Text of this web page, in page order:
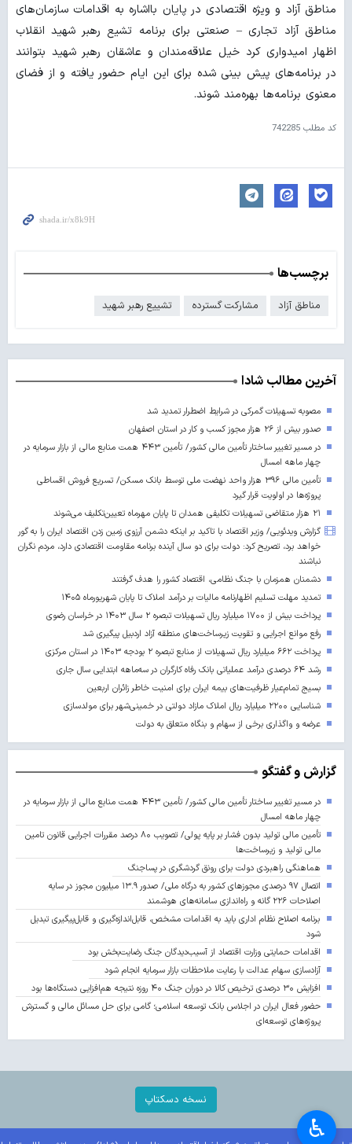
مناطق آزاد و ویژه اقتصادی در پایان بااشاره به اقدامات سازمان‌های
مناطق آزاد تجاری – صنعتی برای برنامه تشیع رهبر شهید انقلاب
اظهار امیدواری کرد خیل علاقه‌مندان و عاشقان رهبر شهید بتوانند
در برنامه‌های پیش بینی شده برای این ایام حضور یافته و از فضای
معنوی برنامه‌ها بهره‌مند شوند.
کد مطلب 742285
برچسب‌ها
مناطق آزاد مشارکت گسترده تشییع رهبر شهید
آخرین مطالب شادا
مصوبه تسهیلات گمرکی در شرایط اضطرار تمدید شد
صدور بیش از ۲۶ هزار مجوز کسب‌ و کار در استان اصفهان
در مسیر تغییر ساختار تأمین مالی کشور/ تأمین ۴۴۳ همت منابع مالی از بازار سرمایه در
چهار ماهه امسال
تأمین مالی ۳۹۶ هزار واحد نهضت ملی توسط بانک مسکن/ تسریع فروش اقساطی
پروژه‌ها در اولویت قرار گیرد
۲۱ هزار متقاضی تسهیلات تکلیفی همدان تا پایان مهرماه تعیین‌تکلیف می‌شوند
گزارش ویدئویی/ وزیر اقتصاد با تاکید بر اینکه دشمن آرزوی زمین زدن اقتصاد ایران را به گور
خواهد برد، تصریح کرد: دولت برای دو سال آینده برنامه مقاومت اقتصادی دارد، مردم نگران
نباشند
دشمنان همزمان با جنگ نظامی، اقتصاد کشور را هدف گرفتند
تمدید مهلت تسلیم اظهارنامه مالیات بر درآمد املاک تا پایان شهریورماه ۱۴۰۵
پرداخت بیش از ۱۷۰۰ میلیارد ریال تسهیلات تبصره ۲ سال ۱۴۰۳ در خراسان رضوی
رفع موانع اجرایی و تقویت زیرساخت‌های منطقه آزاد اردبیل پیگیری شد
پرداخت ۶۶۲ میلیارد ریال تسهیلات از منابع تبصره ۲ بودجه ۱۴۰۳ در استان مرکزی
رشد ۶۴ درصدی درآمد عملیاتی بانک رفاه کارگران در سه‌ماهه ابتدایی سال جاری
بسیج تمام‌عیار ظرفیت‌های بیمه ایران برای امنیت خاطر زائران اربعین
شناسایی ۲۲۰۰ میلیارد ریال املاک مازاد دولتی در خمینی‌شهر برای مولدسازی
عرضه و واگذاری برخی از سهام و بنگاه متعلق به دولت
گزارش و گفتگو
در مسیر تغییر ساختار تأمین مالی کشور/ تأمین ۴۴۳ همت منابع مالی از بازار سرمایه در
چهار ماهه امسال
تأمین مالی تولید بدون فشار بر پایه پولی/ تصویب ۸۰ درصد مقررات اجرایی قانون تامین
مالی تولید و زیرساخت‌ها
هماهنگی راهبردی دولت برای رونق گردشگری در پساجنگ
اتصال ۹۷ درصدی مجوزهای کشور به درگاه ملی/ صدور ۱۳.۹ میلیون مجوز در سایه
اصلاحات ۲۲۶ گانه و راه‌اندازی سامانه‌های هوشمند
برنامه اصلاح نظام اداری باید به اقدامات مشخص، قابل‌اندازه‌گیری و قابل‌پیگیری تبدیل
شود
اقدامات حمایتی وزارت اقتصاد از آسیب‌دیدگان جنگ رضایت‌بخش بود
آزادسازی سهام عدالت با رعایت ملاحظات بازار سرمایه انجام شود
افزایش ۳۰ درصدی ترخیص کالا در دوران جنگ ۴۰ روزه نتیجه هم‌افزایی دستگاه‌ها بود
حضور فعال ایران در اجلاس بانک توسعه اسلامی؛ گامی برای حل مسائل مالی و گسترش
پروژه‌های توسعه‌ای
نسخه دسکتاپ
♿︎